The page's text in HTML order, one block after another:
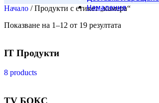
Намаления
Начало / Продукти с етикет „камера“
Показване на 1–12 от 19 резултата
IT Продукти
8 products
TV БОКС